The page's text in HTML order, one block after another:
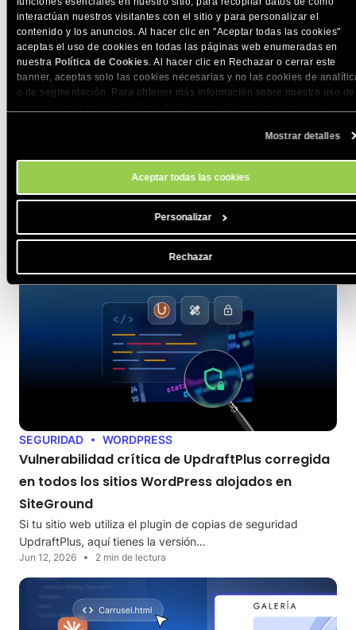
interactúan nuestros visitantes con el sitio y para personalizar el
contenido y los anuncios. Al hacer clic en "Aceptar todas las cookies"
aceptas el uso de cookies en todas las páginas web enumeradas en
nuestra Política de Cookies . Al hacer clic en Rechazar o cerrar este
banner, aceptas solo las cookies necesarias y no las cookies de
o de segmentación. Para obtener más información sobre nuestro uso de
Mostrar detalles
Aceptar todas las cookies
Personalizar
Rechazar
SiteGround Ecommerce y Website Builder:
Integración con Shippo, código personalizado,
formularios avanzados, popups y más
Gestionar una pequeña empresa implica ser multifacético:
diseñador, especialista en marketing, contable,
departamento de envíos. Solucionar…
SEGURIDAD WORDPRESS
Vulnerabilidad crítica de UpdraftPlus corregida
en todos los sitios WordPress alojados en
SiteGround
Si tu sitio web utiliza el plugin de copias de seguridad
UpdraftPlus, aquí tienes la versión…
Jun 12, 2026 2 min de lectura